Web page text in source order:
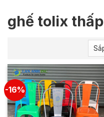
ghế tolix thấp
-16%